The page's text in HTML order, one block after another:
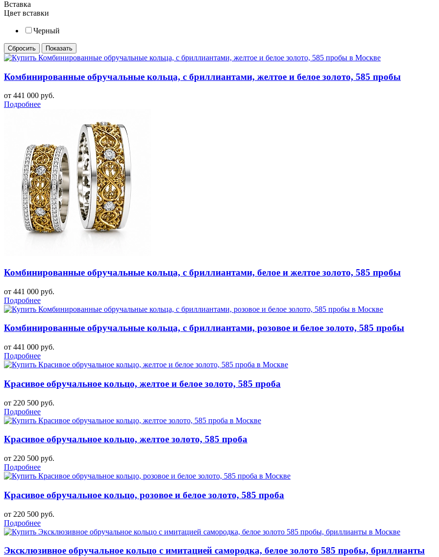
Вставка
Цвет вставки
Черный
Комбинированные обручальные кольца, с бриллиантами, желтое и белое золото, 585 пробы
от 441 000 руб.
Подробнее
Комбинированные обручальные кольца, с бриллиантами, белое и желтое золото, 585 пробы
от 441 000 руб.
Подробнее
Комбинированные обручальные кольца, с бриллиантами, розовое и белое золото, 585 пробы
от 441 000 руб.
Подробнее
Красивое обручальное кольцо, желтое и белое золото, 585 проба
от 220 500 руб.
Подробнее
Красивое обручальное кольцо, желтое золото, 585 проба
от 220 500 руб.
Подробнее
Красивое обручальное кольцо, розовое и белое золото, 585 проба
от 220 500 руб.
Подробнее
Эксклюзивное обручальное кольцо с имитацией самородка, белое золото 585 пробы, бриллианты